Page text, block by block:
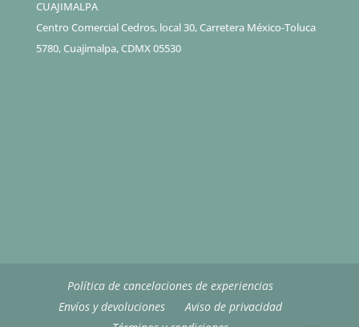
CUAJIMALPA
Centro Comercial Cedros, local 30, Carretera México-Toluca
5780, Cuajimalpa, CDMX 05530
Política de cancelaciones de experiencias
Envíos y devoluciones
Aviso de privacidad